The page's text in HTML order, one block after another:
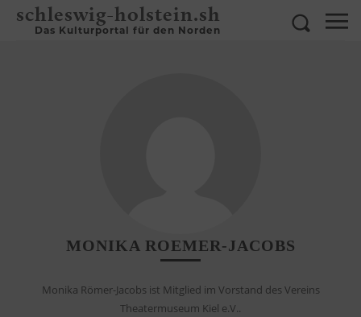
schleswig-holstein.sh
Das Kulturportal für den Norden
MONIKA ROEMER-JACOBS
Monika Römer-Jacobs ist Mitglied im Vorstand des Vereins
Theatermuseum Kiel e.V..